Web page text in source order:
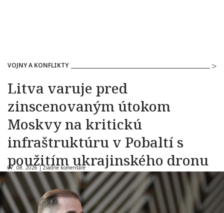
VOJNY A KONFLIKTY
Litva varuje pred
zinscenovaným útokom
Moskvy na kritickú
infraštruktúru v Pobaltí s
použitím ukrajinského dronu
07. 08. 2026 |Žiadne komentáre